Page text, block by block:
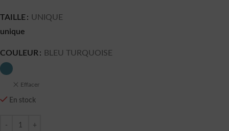
TAILLE
UNIQUE
unique
COULEUR BLEU TURQUOISE
Effacer
En stock